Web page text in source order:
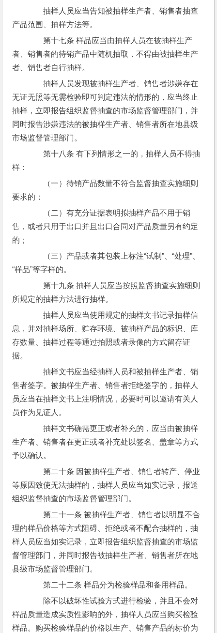
抽样人员应当告知被抽样生产者、销售者抽查
产品范围、抽样方法等。
第十七条 样品应当由抽样人员在被抽样生产
者、销售者的待销产品中随机抽取，不得由被抽样生产
者、销售者自行抽样。
抽样人员发现被抽样生产者、销售者涉嫌存在
无证无照等无需检验即可判定违法的情形的，应当终止
抽样，立即报告组织监督抽查的市场监督管理部门，并
同时报告涉嫌违法的被抽样生产者、销售者所在地县级
市场监督管理部门。
第十八条 有下列情形之一的，抽样人员不得抽
样：
（一）待销产品数量不符合监督抽查实施细则
要求的；
（二）有充分证据表明拟抽样产品不用于销
售，或者只用于出口并且出口合同对产品质量另有约定
的；
（三）产品或者其包装上标注“试制”、“处理”、
“样品”等字样的。
第十九条 抽样人员应当按照监督抽查实施细则
所规定的抽样方法进行抽样。
抽样人员应当使用规定的抽样文书记录抽样信
息，并对抽样场所、贮存环境、被抽样产品的标识、库
存数量、抽样过程等通过拍照或者录像的方式留存证
据。
抽样文书应当经抽样人员和被抽样生产者、销
售者签字。被抽样生产者、销售者拒绝签字的，抽样人
员应当在抽样文书上注明情况，必要时可以邀请有关人
员作为见证人。
抽样文书确需更正或者补充的，应当由被抽样
生产者、销售者在更正或者补充处以签名、盖章等方式
予以确认。
第二十条 因被抽样生产者、销售者转产、停业
等原因致使无法抽样的，抽样人员应当如实记录，报送
组织监督抽查的市场监督管理部门。
第二十一条 被抽样生产者、销售者以明显不合
理的样品价格等方式阻碍、拒绝或者不配合抽样的，抽
样人员应当如实记录，立即报告组织监督抽查的市场监
督管理部门，并同时报告被抽样生产者、销售者所在地
县级市场监督管理部门。
第二十二条 样品分为检验样品和备用样品。
除不以破坏性试验方式进行检验，并且不会对
样品质量造成实质性影响的外，抽样人员应当购买检验
样品。购买检验样品的价格以生产、销售产品的标价为